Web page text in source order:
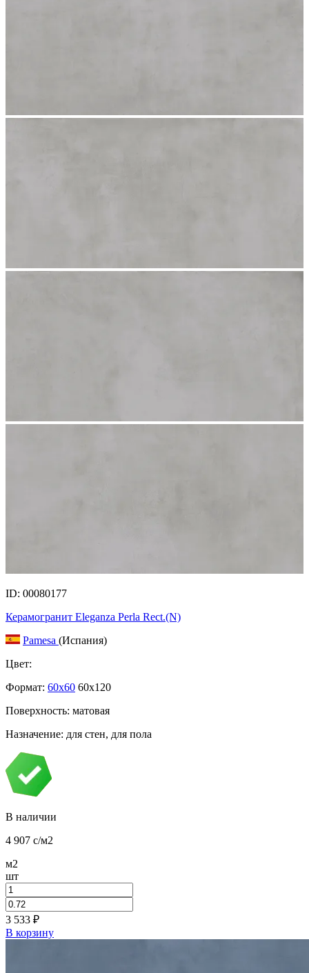
ID: 00080177
Керамогранит Eleganza Perla Rect.(N)
Pamesa (Испания)
Цвет:
Формат: 60x60 60x120
Поверхность: матовая
Назначение: для стен, для пола
В наличии
4 907 c/м2
м2
шт
3 533 ₽
В корзину